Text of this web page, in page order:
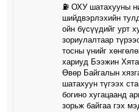
⛽️ ОХУ шатахууны
шийдвэрлэхийн
ойн бүсүүдийг урт
зориулалтаар
тосны үнийг
хариуд Бээжин
Өвөр Байгалын
шатахуун түгээх
богино хугацаанд
зорьж байгаа гэх